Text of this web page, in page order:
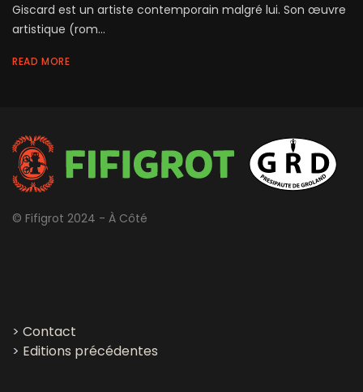
Giscard est un artiste contemporain malgré lui. Son œuvre
artistique (rom...
READ MORE
© Fifigrot 2024 - À Côté
> Contact
> Editions précédentes